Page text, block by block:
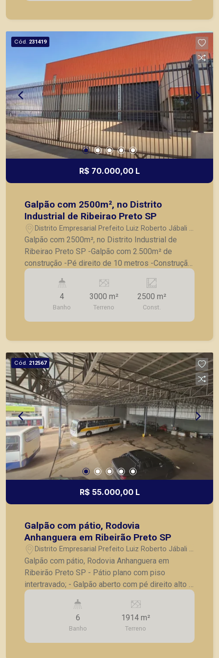
Cód. 231419
R$ 70.000,00 L
Galpão com 2500m², no Distrito
Industrial de Ribeirao Preto SP
Distrito Empresarial Prefeito Luiz Roberto Jábali -
Ribeirão Preto/SP
Galpão com 2500m², no Distrito Industrial de
Ribeirao Preto SP -Galpão com 2.500m² de
construção -Pé direito de 10 metros -Construção
pré moldada A Piramid tem como objetivo
atender seus clientes com agilidade e segurança,
em locação, vendas de imóveis prontos, usados
ou mesmo nos principais lançamentos da cidade
de Ribeirão Preto.
4
Banho
3000 m²
Terreno
2500 m²
Const.
Cód. 212567
R$ 55.000,00 L
Galpão com pátio, Rodovia
Anhanguera em Ribeirão Preto SP
Distrito Empresarial Prefeito Luiz Roberto Jábali -
Ribeirão Preto/SP
Galpão com pátio, Rodovia Anhanguera em
Ribeirão Preto SP - Pátio plano com piso
intertravado; - Galpão aberto com pé direito alto e
montado para oficina de maquinas pesadas; -
Placas fotovoltaicas; - Mesanino e 02 banheiros
Recepção - mobília completa e ar condicionado -
Sala de espera - 03 salas amplas - Arquivo - 03
6
Banho
1914 m²
Terreno